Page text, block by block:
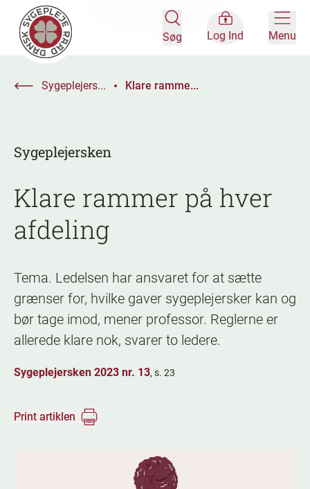
Søg Log Ind Menu
Sygeplejers... Klare ramme...
Sygeplejersken
Klare rammer på hver
afdeling
Tema. Ledelsen har ansvaret for at sætte
grænser for, hvilke gaver sygeplejersker kan og
bør tage imod, mener professor. Reglerne er
allerede klare nok, svarer to ledere.
Sygeplejersken 2023 nr. 13, s. 23
Print artiklen